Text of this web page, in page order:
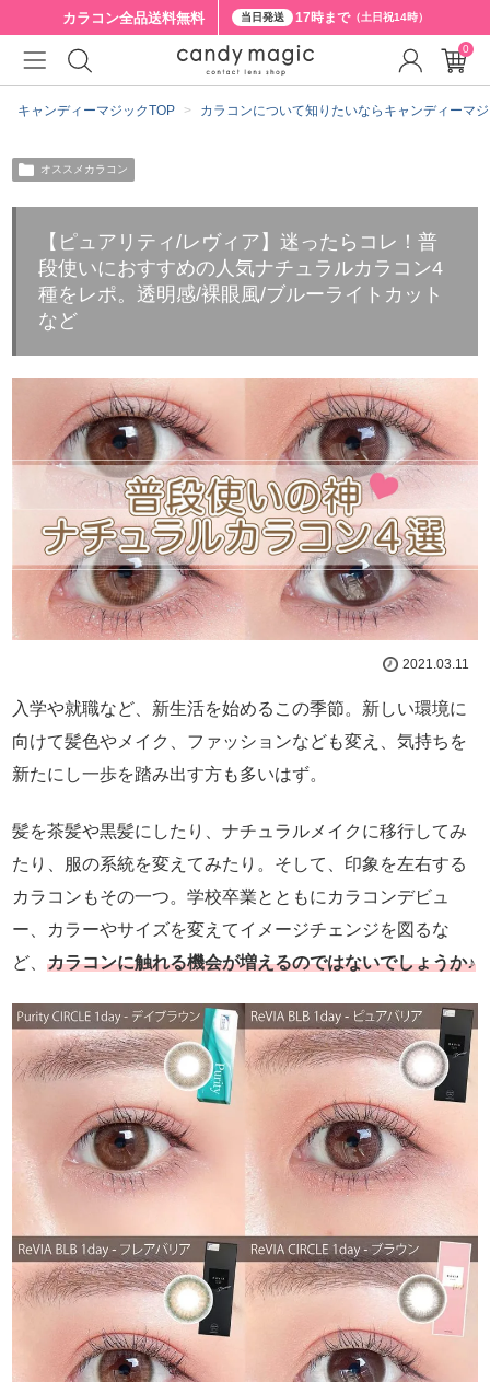
カラコン全品送料無料 当日発送 17時まで（土日祝14時）
キャンディーマジックTOP カラコンについて知りたいならキャンディーマ
オススメカラコン
【ピュアリティ/レヴィア】迷ったらコレ！普
段使いにおすすめの人気ナチュラルカラコン4
種をレポ。透明感/裸眼風/ブルーライトカット
など
2021.03.11
入学や就職など、新生活を始めるこの季節。新しい環境に
向けて髪色やメイク、ファッションなども変え、気持ちを
新たにし一歩を踏み出す方も多いはず。
髪を茶髪や黒髪にしたり、ナチュラルメイクに移行してみ
たり、服の系統を変えてみたり。そして、印象を左右する
カラコンもその一つ。学校卒業とともにカラコンデビュ
ー、カラーやサイズを変えてイメージチェンジを図るな
ど、 カラコンに触れる機会が増えるのではないでしょうか♪
0